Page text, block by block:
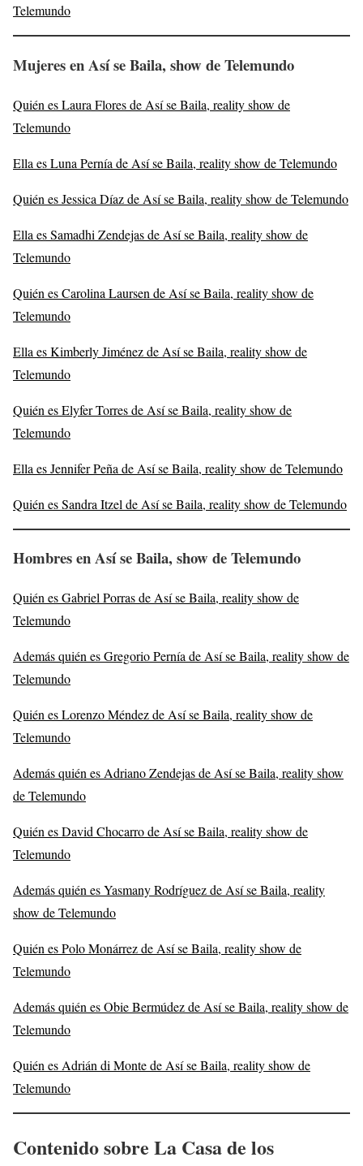
Telemundo
Mujeres en Así se Baila, show de Telemundo
Quién es Laura Flores de Así se Baila, reality show de
Telemundo
Ella es Luna Pernía de Así se Baila, reality show de Telemundo
Quién es Jessica Díaz de Así se Baila, reality show de Telemundo
Ella es Samadhi Zendejas de Así se Baila, reality show de
Telemundo
Quién es Carolina Laursen de Así se Baila, reality show de
Telemundo
Ella es Kimberly Jiménez de Así se Baila, reality show de
Telemundo
Quién es Elyfer Torres de Así se Baila, reality show de
Telemundo
Ella es Jennifer Peña de Así se Baila, reality show de Telemundo
Quién es Sandra Itzel de Así se Baila, reality show de Telemundo
Hombres en Así se Baila, show de Telemundo
Quién es Gabriel Porras de Así se Baila, reality show de
Telemundo
Además quién es Gregorio Pernía de Así se Baila, reality show de
Telemundo
Quién es Lorenzo Méndez de Así se Baila, reality show de
Telemundo
Además quién es Adriano Zendejas de Así se Baila, reality show
de Telemundo
Quién es David Chocarro de Así se Baila, reality show de
Telemundo
Además quién es Yasmany Rodríguez de Así se Baila, reality
show de Telemundo
Quién es Polo Monárrez de Así se Baila, reality show de
Telemundo
Además quién es Obie Bermúdez de Así se Baila, reality show de
Telemundo
Quién es Adrián di Monte de Así se Baila, reality show de
Telemundo
Contenido sobre La Casa de los